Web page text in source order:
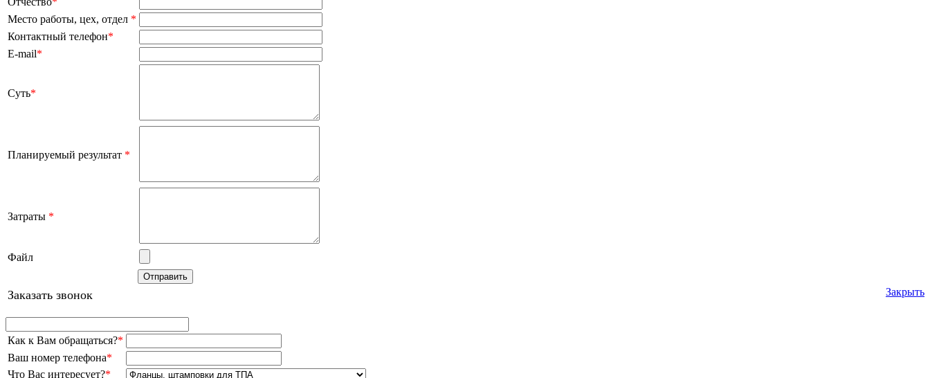
Место работы, цех, отдел *
Контактный телефон*
E-mail*
Суть*
Планируемый результат *
Затраты *
Файл
Закрыть
Заказать звонок
Как к Вам обращаться?*
Ваш номер телефона*
Что Вас интересует?*